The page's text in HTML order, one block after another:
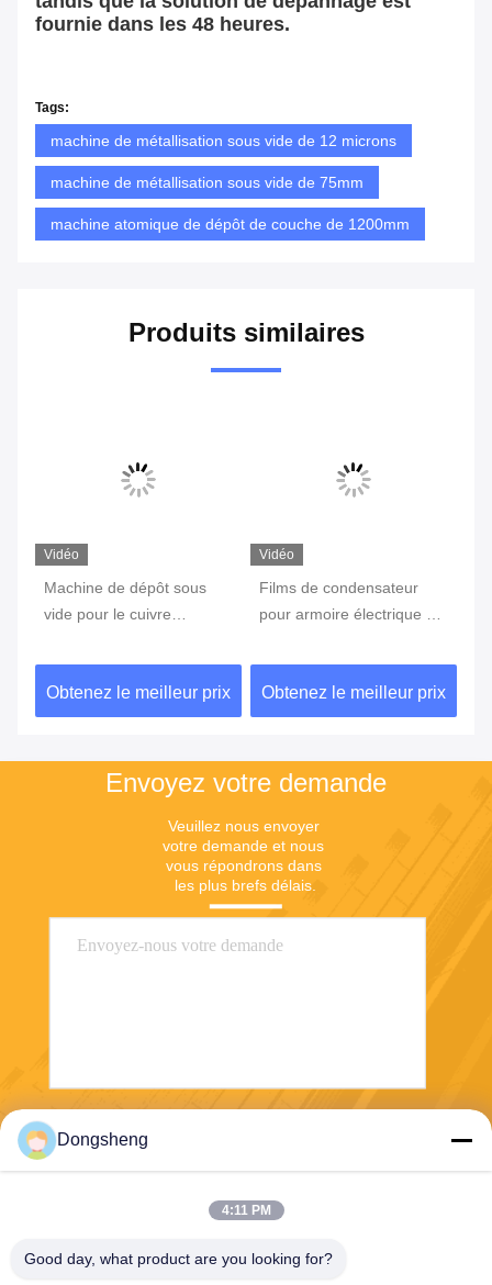
fournie dans les 48 heures.
Tags:
machine de métallisation sous vide de 12 microns
machine de métallisation sous vide de 75mm
machine atomique de dépôt de couche de 1200mm
Produits similaires
Vidéo
Machine de dépôt sous
vide pour le cuivre
polymère
Obtenez le meilleur prix
Vidéo
Films de condensateur
pour armoire électrique à
polymère à eau de
diamètre de rouleau de
800 mm
Obtenez le meilleur prix
Envoyez votre demande
Veuillez nous envoyer
votre demande et nous
vous répondrons dans
les plus brefs délais.
Dongsheng
4:11 PM
Good day, what product are you looking for?